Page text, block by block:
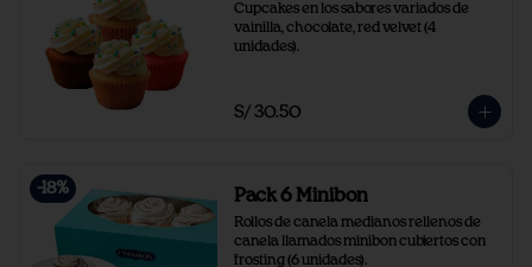
Cupcakes en los sabores variados de
vainilla, chocolate, red velvet (4
unidades).
S/ 30.50
-18% Pack 6 Minibon
Rollos de canela medianos rellenos de
canela llamados minibon cubiertos con
frosting (6 unidades).